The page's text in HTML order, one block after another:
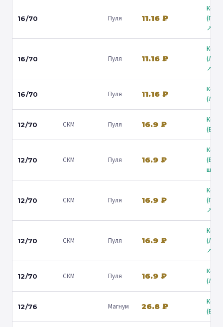
16/70 Пуля 11.16 ₽
↗
16/70 Пуля 11.16 ₽
↗
16/70 Пуля 11.16 ₽
12/70 СКМ Пуля 16.9 ₽
12/70 СКМ Пуля 16.9 ₽
ш.) ↗
12/70 СКМ Пуля 16.9 ₽
↗
12/70 СКМ Пуля 16.9 ₽
↗
12/70 СКМ Пуля 16.9 ₽
12/76 Магнум 26.8 ₽